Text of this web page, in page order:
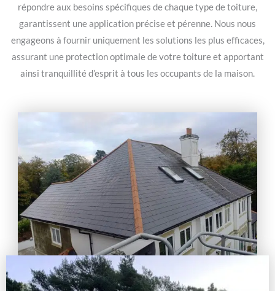
répondre aux besoins spécifiques de chaque type de toiture,
garantissent une application précise et pérenne. Nous nous
engageons à fournir uniquement les solutions les plus efficaces,
assurant une protection optimale de votre toiture et apportant
ainsi tranquillité d’esprit à tous les occupants de la maison.